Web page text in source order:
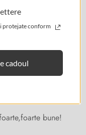
bune!
protejate conform
cadoul